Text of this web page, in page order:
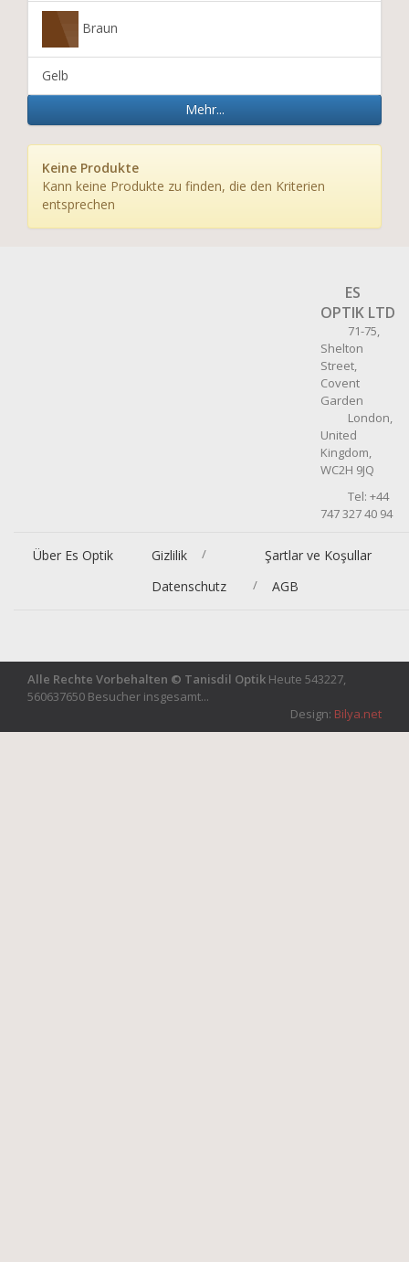
Braun
Gelb
Mehr...
Keine Produkte
Kann keine Produkte zu finden, die den Kriterien
entsprechen
ES
OPTIK LTD
71-75,
Shelton
Street,
Covent
Garden
London,
United
Kingdom,
WC2H 9JQ
Tel: +44
747 327 40 94
Über Es Optik Gizlilik /
Datenschutz
Şartlar ve Koşullar
/ AGB
Alle Rechte Vorbehalten © Tanisdil Optik Heute 543227,
560637650 Besucher insgesamt...
Design: Bilya.net